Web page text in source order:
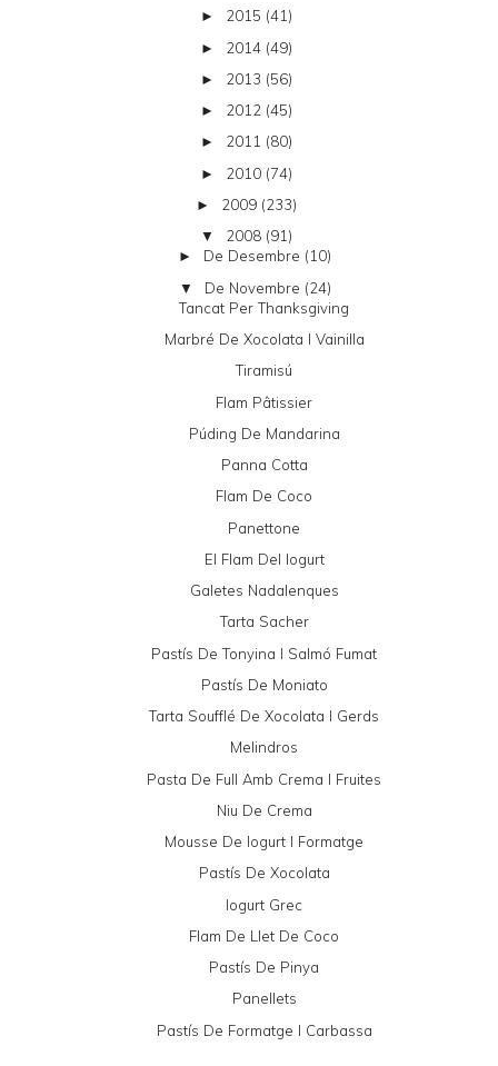
► 2015 (41)
► 2014 (49)
► 2013 (56)
► 2012 (45)
► 2011 (80)
► 2010 (74)
► 2009 (233)
▼ 2008 (91)
► De Desembre (10)
▼ De Novembre (24)
Tancat Per Thanksgiving
Marbré De Xocolata I Vainilla
Tiramisú
Flam Pâtissier
Púding De Mandarina
Panna Cotta
Flam De Coco
Panettone
El Flam Del Iogurt
Galetes Nadalenques
Tarta Sacher
Pastís De Tonyina I Salmó Fumat
Pastís De Moniato
Tarta Soufflé De Xocolata I Gerds
Melindros
Pasta De Full Amb Crema I Fruites
Niu De Crema
Mousse De Iogurt I Formatge
Pastís De Xocolata
Iogurt Grec
Flam De Llet De Coco
Pastís De Pinya
Panellets
Pastís De Formatge I Carbassa